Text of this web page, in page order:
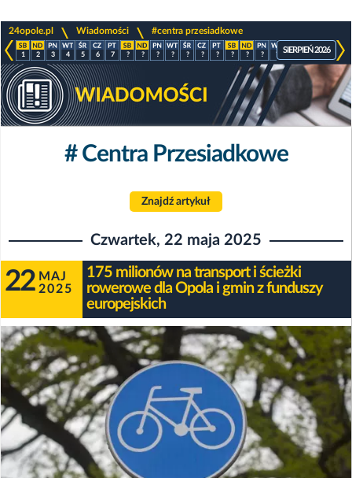
24opole.pl Wiadomości #centra przesiadkowe
1 2 3 4 5 6 7 ? ? ? ? ? ? ? ? ? ? ? ? ? ?
SIERPIEŃ 2026
# Centra Przesiadkowe
Znajdź artykuł
Czwartek, 22 maja 2025
22 MAJ
2025
175 milionów na transport i ścieżki
rowerowe dla Opola i gmin z funduszy
europejskich